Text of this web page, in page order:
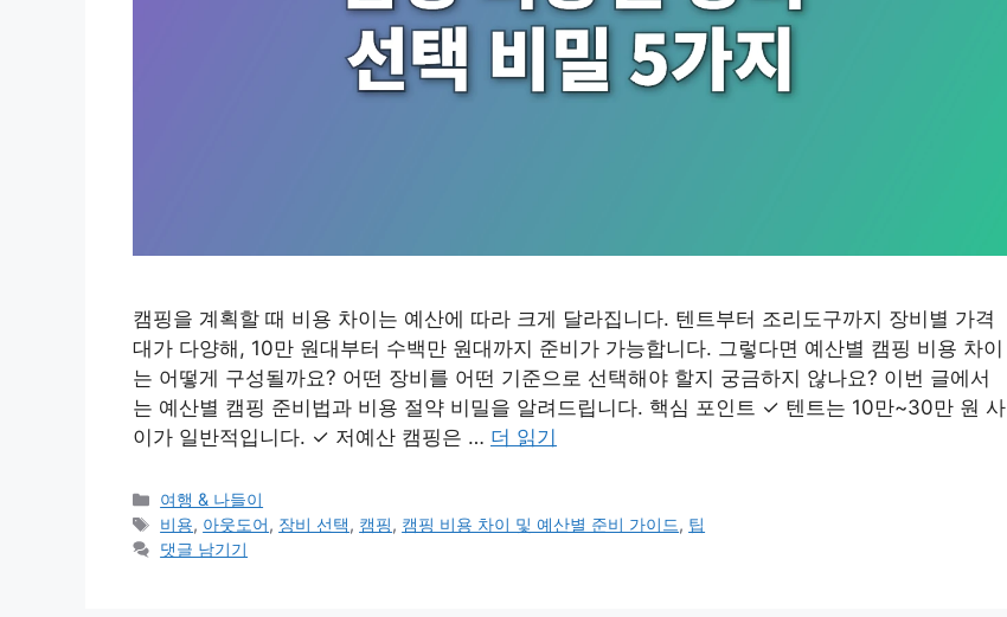
캠핑을 계획할 때 비용 차이는 예산에 따라 크게 달라집니다. 텐트부터 조리도구까지 장비별 가격
대가 다양해, 10만 원대부터 수백만 원대까지 준비가 가능합니다. 그렇다면 예산별 캠핑 비용 차이
는 어떻게 구성될까요? 어떤 장비를 어떤 기준으로 선택해야 할지 궁금하지 않나요? 이번 글에서
는 예산별 캠핑 준비법과 비용 절약 비밀을 알려드립니다. 핵심 포인트 ✓ 텐트는 10만~30만 원 사
이가 일반적입니다. ✓ 저예산 캠핑은 … 더 읽기
카
테
고
여행 & 나들이
태
그
비용, 아웃도어, 장비 선택, 캠핑, 캠핑 비용 차이 및 예산별 준비 가이드, 팁
댓글 남기기